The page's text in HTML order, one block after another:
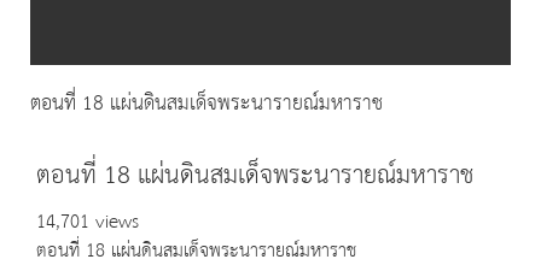
ตอนที่ 18 แผ่นดินสมเด็จพระนารายณ์มหาราช
ตอนที่ 18 แผ่นดินสมเด็จพระนารายณ์มหาราช
14,701 views
ตอนที่ 18 แผ่นดินสมเด็จพระนารายณ์มหาราช